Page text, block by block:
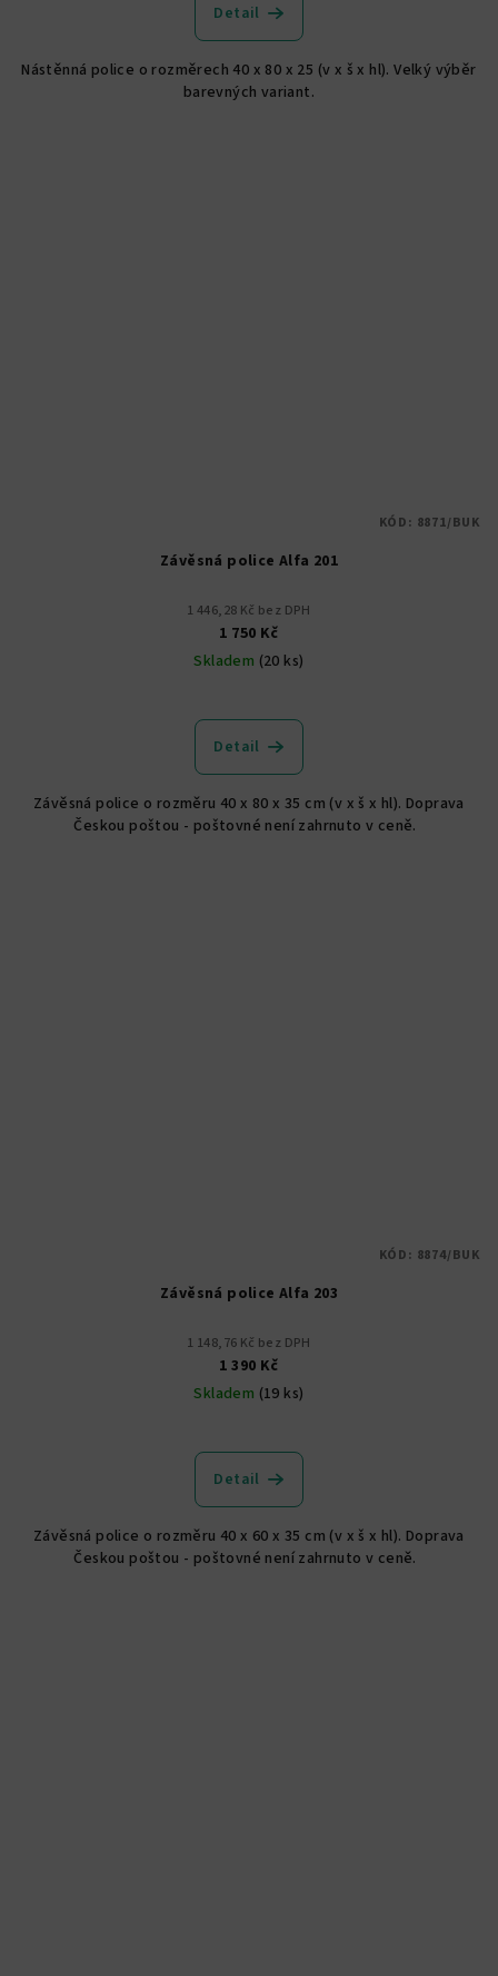
Detail
Nástěnná police o rozměrech 40 x 80 x 25 (v x š x hl). Velký výběr
barevných variant.
Závěsná police Alfa 201
1 446,28 Kč bez DPH
1 750 Kč
Skladem (20 ks)
Detail
Závěsná police o rozměru 40 x 80 x 35 cm (v x š x hl). Doprava
Českou poštou - poštovné není zahrnuto v ceně.
KÓD: 8871/BUK
Závěsná police Alfa 203
1 148,76 Kč bez DPH
1 390 Kč
Skladem (19 ks)
Detail
Závěsná police o rozměru 40 x 60 x 35 cm (v x š x hl). Doprava
Českou poštou - poštovné není zahrnuto v ceně.
KÓD: 8874/BUK